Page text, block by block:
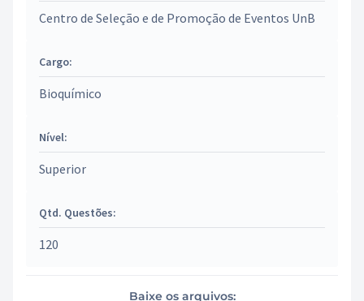
Centro de Seleção e de Promoção de Eventos UnB
Cargo:
Bioquímico
Nível:
Superior
Qtd. Questões:
120
Baixe os arquivos: